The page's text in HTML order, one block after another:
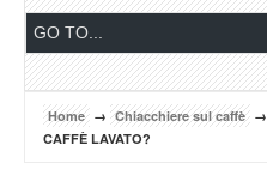
Home → Chiacchiere sul caffè →
CAFFÈ LAVATO?